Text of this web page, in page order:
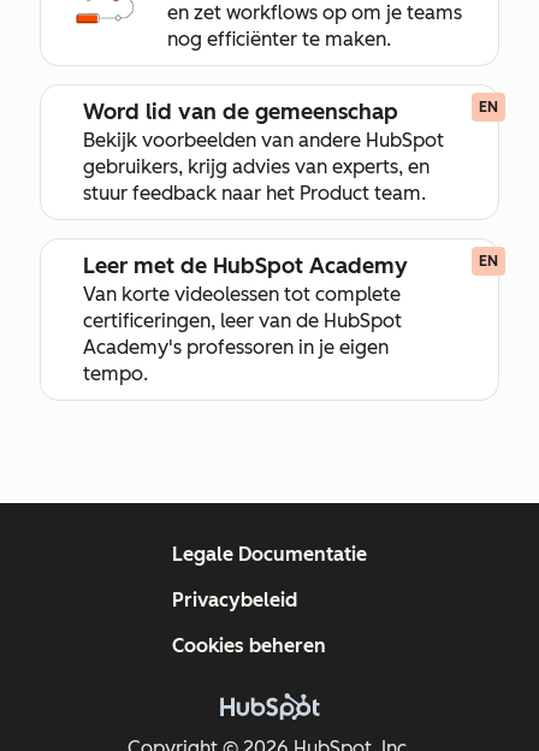
en zet workflows op om je teams
nog efficiënter te maken.
EN
Word lid van de gemeenschap
Bekijk voorbeelden van andere HubSpot
gebruikers, krijg advies van experts, en
stuur feedback naar het Product team.
EN
Leer met de HubSpot Academy
Van korte videolessen tot complete
certificeringen, leer van de HubSpot
Academy's professoren in je eigen
tempo.
Legale Documentatie
Privacybeleid
Cookies beheren